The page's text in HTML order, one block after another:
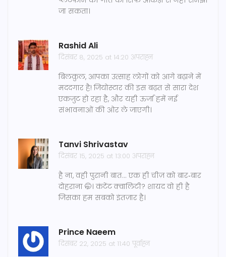
जा सकता।
Rashid Ali
दिसंबर 8, 2025 at 14:20 अपराह्न
बिलकुल, आपका उत्साह लोगों को आगे बढ़ाने में
मददगार है! जियोस्टार की इस बढ़त से सारा देश
एकजुट हो रहा है, और यही ऊर्जा हमें नई
संभावनाओं की ओर ले जाएगी।
Tanvi Shrivastav
दिसंबर 15, 2025 at 13:00 अपराह्न
है ना, वही पुरानी बात… एक ही चीज़ को बार‑बार
दोहराना 🤭। कंटेंट क्वालिटी? शायद वो ही है
जिसका हम सबको इंतज़ार है।
Prince Naeem
दिसंबर 22, 2025 at 11:40 पूर्वाह्न